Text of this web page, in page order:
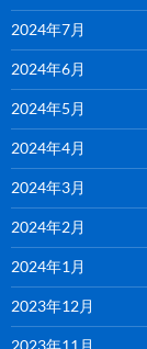
2024年7月
2024年6月
2024年5月
2024年4月
2024年3月
2024年2月
2024年1月
2023年12月
2023年11月